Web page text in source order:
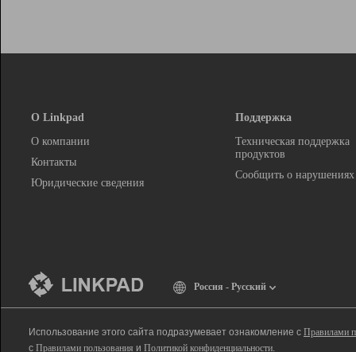
О Linkpad
О компании
Контакты
Юридические сведения
Поддержка
Техническая поддержка
продуктов
Сообщить о нарушениях
Россия - Русский
Использование этого сайта подразумевает ознакомление с Правилами
с Правилами пользования и Политикой конфиденциальности.